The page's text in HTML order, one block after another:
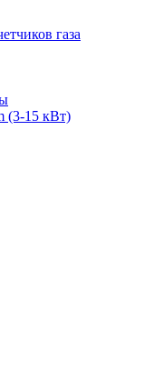
газа
(3-15 кВт)